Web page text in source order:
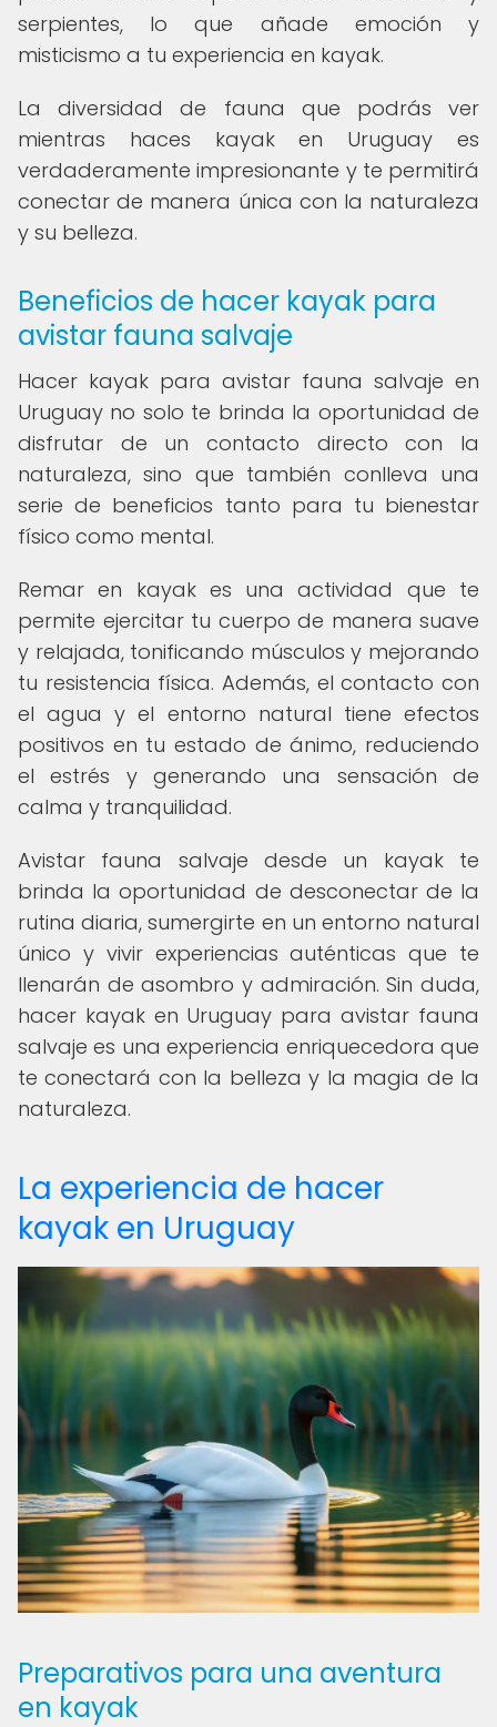
serpientes, lo que añade emoción y
misticismo a tu experiencia en kayak.
La diversidad de fauna que podrás ver
mientras haces kayak en Uruguay es
verdaderamente impresionante y te permitirá
conectar de manera única con la naturaleza
y su belleza.
Beneficios de hacer kayak para
avistar fauna salvaje
Hacer kayak para avistar fauna salvaje en
Uruguay no solo te brinda la oportunidad de
disfrutar de un contacto directo con la
naturaleza, sino que también conlleva una
serie de beneficios tanto para tu bienestar
físico como mental.
Remar en kayak es una actividad que te
permite ejercitar tu cuerpo de manera suave
y relajada, tonificando músculos y mejorando
tu resistencia física. Además, el contacto con
el agua y el entorno natural tiene efectos
positivos en tu estado de ánimo, reduciendo
el estrés y generando una sensación de
calma y tranquilidad.
Avistar fauna salvaje desde un kayak te
brinda la oportunidad de desconectar de la
rutina diaria, sumergirte en un entorno natural
único y vivir experiencias auténticas que te
llenarán de asombro y admiración. Sin duda,
hacer kayak en Uruguay para avistar fauna
salvaje es una experiencia enriquecedora que
te conectará con la belleza y la magia de la
naturaleza.
La experiencia de hacer
kayak en Uruguay
Preparativos para una aventura
en kayak